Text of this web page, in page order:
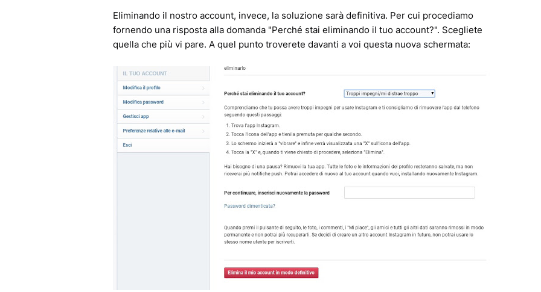
Eliminando il nostro account, invece, la soluzione sarà definitiva. Per cui procediamo
fornendo una risposta alla domanda "Perché stai eliminando il tuo account?". Scegliete
quella che più vi pare. A quel punto troverete davanti a voi questa nuova schermata: